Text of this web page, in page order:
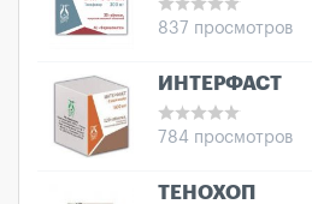
837 просмотров
ИНТЕРФАСТ
784 просмотров
ТЕНОХОП